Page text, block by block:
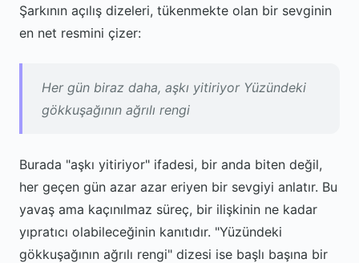
Şarkının açılış dizeleri, tükenmekte olan bir sevginin
en net resmini çizer:
Her gün biraz daha, aşkı yitiriyor Yüzündeki
gökkuşağının ağrılı rengi
Burada "aşkı yitiriyor" ifadesi, bir anda biten değil,
her geçen gün azar azar eriyen bir sevgiyi anlatır. Bu
yavaş ama kaçınılmaz süreç, bir ilişkinin ne kadar
yıpratıcı olabileceğinin kanıtıdır. "Yüzündeki
gökkuşağının ağrılı rengi" dizesi ise başlı başına bir